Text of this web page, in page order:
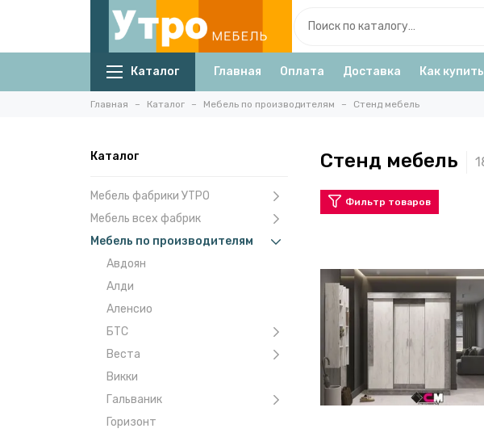
Каталог Главная Оплата Доставка Как купить
Главная Каталог Мебель по производителям Стенд мебель
Каталог
Мебель фабрики УТРО
Мебель всех фабрик
Мебель по производителям
Авдоян
Алди
Аленсио
БТС
Веста
Викки
Гальваник
Горизонт
Стенд мебель
Фильтр товаров